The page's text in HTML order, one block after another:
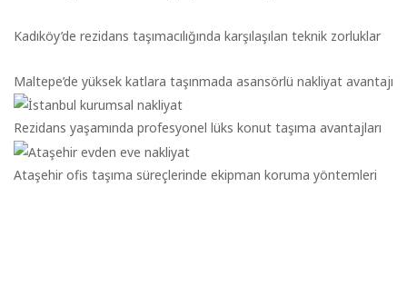
Kadıköy’de rezidans taşımacılığında karşılaşılan teknik zorluklar
Maltepe’de yüksek katlara taşınmada asansörlü nakliyat avantajı
Rezidans yaşamında profesyonel lüks konut taşıma avantajları
Ataşehir ofis taşıma süreçlerinde ekipman koruma yöntemleri